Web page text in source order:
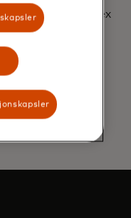
and complex